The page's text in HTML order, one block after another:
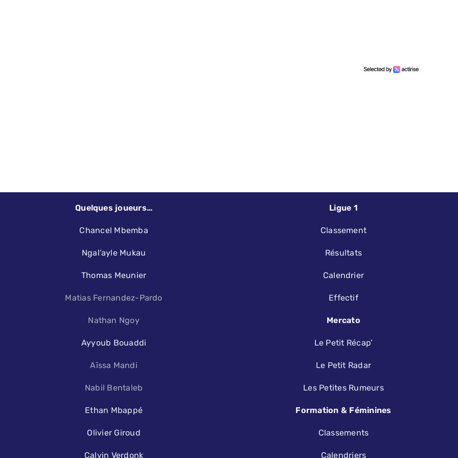
Quelques joueurs…
Chancel Mbemba
Ngal’ayle Mukau
Thomas Meunier
Matias Fernandez-Pardo
Nathan Ngoy
Ayyoub Bouaddi
Aïssa Mandi
Nabil Bentaleb
Ethan Mbappé
Olivier Giroud
Calvin Verdonk
Ligue 1
Classement
Résultats
Calendrier
Effectif
Mercato
Le Petit Récap’
Le Petit Radar
Les Petites Rumeurs
Formation & Féminines
Classements
Calendriers